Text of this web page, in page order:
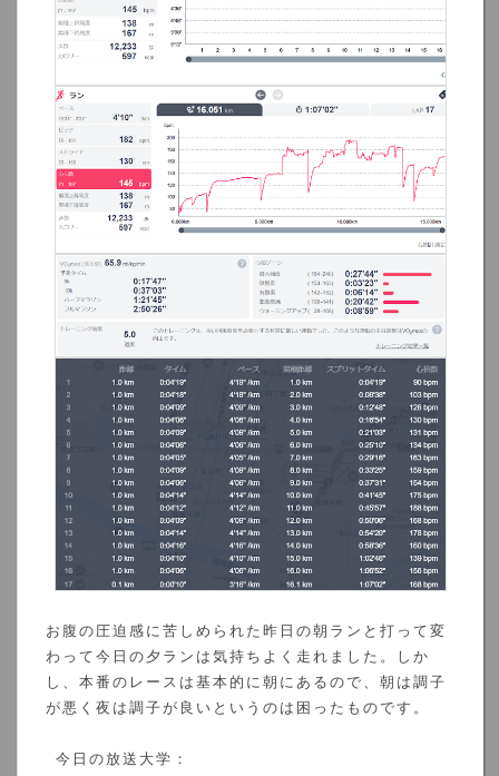
お腹の圧迫感に苦しめられた昨日の朝ランと打って変
わって今日の夕ランは気持ちよく走れました。しか
し、本番のレースは基本的に朝にあるので、朝は調子
が悪く夜は調子が良いというのは困ったものです。
今日の放送大学：